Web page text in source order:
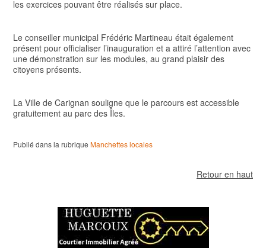
les exercices pouvant être réalisés sur place.
Le conseiller municipal Frédéric Martineau était également
présent pour officialiser l’inauguration et a attiré l’attention avec
une démonstration sur les modules, au grand plaisir des
citoyens présents.
La Ville de Carignan souligne que le parcours est accessible
gratuitement au parc des Îles.
Publié dans la rubrique Manchettes locales
Retour en haut